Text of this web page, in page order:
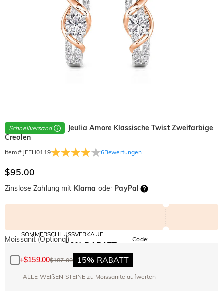
Schnellversand
Jeulia Amore Klassische Twist Zweifarbige
Creolen
Item#: JEEH0119 6Bewertungen
$95.00
Zinslose Zahlung mit Klarna oder PayPal
SOMMERSCHLUSSVERKAUF
AUF ALLES
30% RABATT
AUF DEN 2.
ARTIKEL
Code:
Kopieren
Moissanit (Optional)
+$159.00$187.00 15% RABATT
ALLE WEIßEN STEINE zu Moissanite aufwerten